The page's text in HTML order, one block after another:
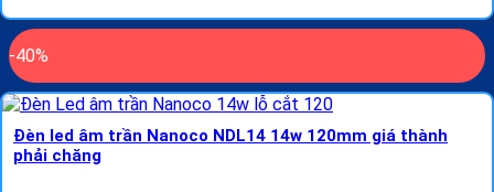
-40%
Đèn led âm trần Nanoco NDL14 14w 120mm giá thành
phải chăng